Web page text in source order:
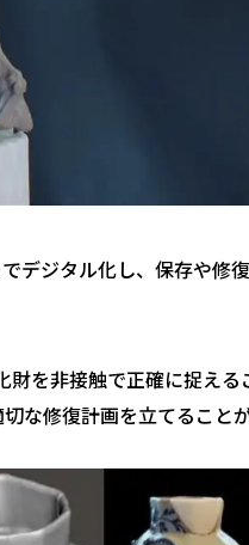
ジタル化し、保存や修復
を非接触で正確に捉える
な修復計画を立てることが